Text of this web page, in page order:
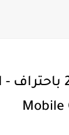
تعلم العزف على اورج